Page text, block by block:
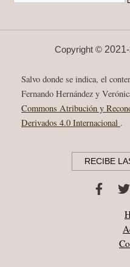
Copyright © 2021-
Salvo donde se indica, el
Fernando Hernández y
Commons Atribución y
Derivados 4.0 Internacional .
RECIBE